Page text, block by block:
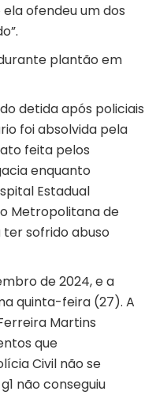
ofendeu um dos
plantão em
detida após policiais
foi absolvida pela
feita pelos
enquanto
Estadual
Metropolitana de
ter sofrido abuso
de 2024, e a
quinta-feira (27). A
Martins
que
Civil não se
g1 não conseguiu